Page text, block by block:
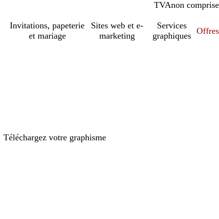
TVAcomprise
non comprise
Invitations, papeterie
et mariage
Sites web et e-
marketing
Services
graphiques
Offres
Téléchargez votre graphisme